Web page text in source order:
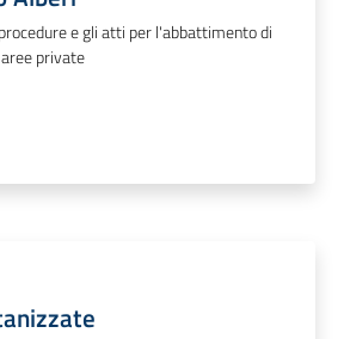
e gli atti per l'abbattimento di
private